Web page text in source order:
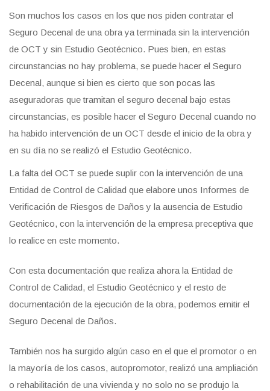
Son muchos los casos en los que nos piden contratar el
Seguro Decenal de una obra ya terminada sin la intervención
de OCT y sin Estudio Geotécnico. Pues bien, en estas
circunstancias no hay problema, se puede hacer el Seguro
Decenal, aunque si bien es cierto que son pocas las
aseguradoras que tramitan el seguro decenal bajo estas
circunstancias, es posible hacer el Seguro Decenal cuando no
ha habido intervención de un OCT desde el inicio de la obra y
en su día no se realizó el Estudio Geotécnico.
La falta del OCT se puede suplir con la intervención de una
Entidad de Control de Calidad que elabore unos Informes de
Verificación de Riesgos de Daños y la ausencia de Estudio
Geotécnico, con la intervención de la empresa preceptiva que
lo realice en este momento.
Con esta documentación que realiza ahora la Entidad de
Control de Calidad, el Estudio Geotécnico y el resto de
documentación de la ejecución de la obra, podemos emitir el
Seguro Decenal de Daños.
También nos ha surgido algún caso en el que el promotor o en
la mayoría de los casos, autopromotor, realizó una ampliación
o rehabilitación de una vivienda y no solo no se produjo la